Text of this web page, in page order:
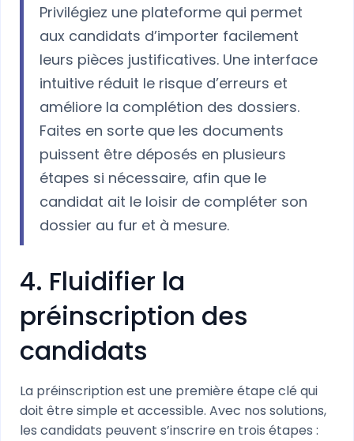
Privilégiez une plateforme qui permet
aux candidats d’importer facilement
leurs pièces justificatives. Une interface
intuitive réduit le risque d’erreurs et
améliore la complétion des dossiers.
Faites en sorte que les documents
puissent être déposés en plusieurs
étapes si nécessaire, afin que le
candidat ait le loisir de compléter son
dossier au fur et à mesure.
4. Fluidifier la
préinscription des
candidats
La préinscription est une première étape clé qui
doit être simple et accessible. Avec nos solutions,
les candidats peuvent s’inscrire en trois étapes :